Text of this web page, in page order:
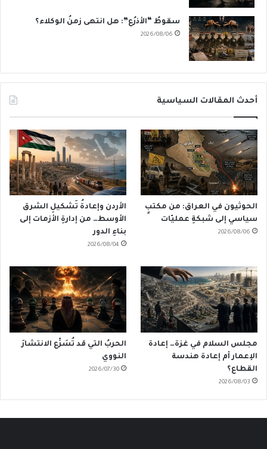
سقوطُ “الأذرُع”: هل انتهى زمنُ الوكلاء؟
2026/08/06
أحدث المقالات السياسية
الحوثيون في العراق: من مكتبٍ
سياسي إلى شبكةِ عمليّات
2026/08/06
الأردن وإعادةُ تَشكيلِ الشرق
الأوسط… من إدارةِ الأزمات إلى
بناءِ الدور
2026/08/04
مجلس السلام في غزة… إعادة
الإعمار أم إعادة هندسة
القطاع؟
2026/08/03
الحربُ التي قد تُسَرِّع الانتشارَ
النووي
2026/07/30